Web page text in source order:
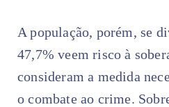
A população, porém, se
47,7% veem risco à
consideram a medida
o combate ao crime.